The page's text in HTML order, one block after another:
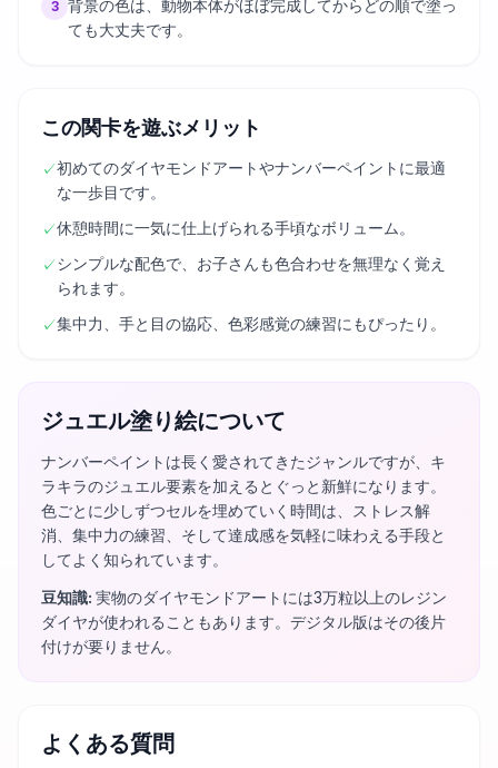
3 背景の色は、動物本体がほぼ完成してからどの順で塗っ
ても大丈夫です。
この関卡を遊ぶメリット
✓初めてのダイヤモンドアートやナンバーペイントに最適
な一歩目です。
✓休憩時間に一気に仕上げられる手頃なボリューム。
✓シンプルな配色で、お子さんも色合わせを無理なく覚え
られます。
✓集中力、手と目の協応、色彩感覚の練習にもぴったり。
ジュエル塗り絵について
ナンバーペイントは長く愛されてきたジャンルですが、キ
ラキラのジュエル要素を加えるとぐっと新鮮になります。
色ごとに少しずつセルを埋めていく時間は、ストレス解
消、集中力の練習、そして達成感を気軽に味わえる手段と
してよく知られています。
豆知識: 実物のダイヤモンドアートには3万粒以上のレジン
ダイヤが使われることもあります。デジタル版はその後片
付けが要りません。
よくある質問